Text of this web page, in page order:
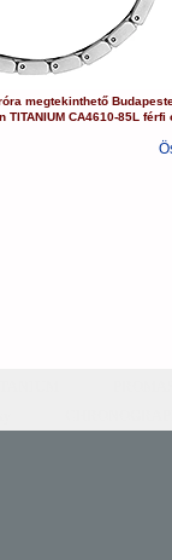
megtekinthető
TITANIUM CA4610-85L férfi